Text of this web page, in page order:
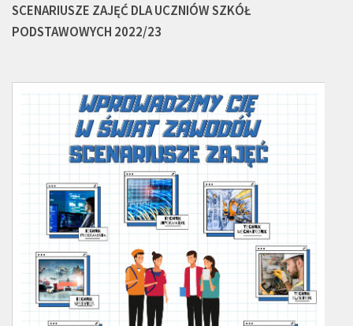
SCENARIUSZE ZAJĘĆ DLA UCZNIÓW SZKÓŁ
PODSTAWOWYCH 2022/23